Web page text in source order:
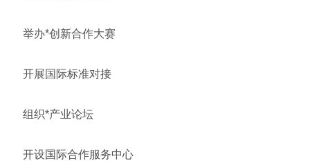
举办*创新合作大赛
开展国际标准对接
组织*产业论坛
开设国际合作服务中心